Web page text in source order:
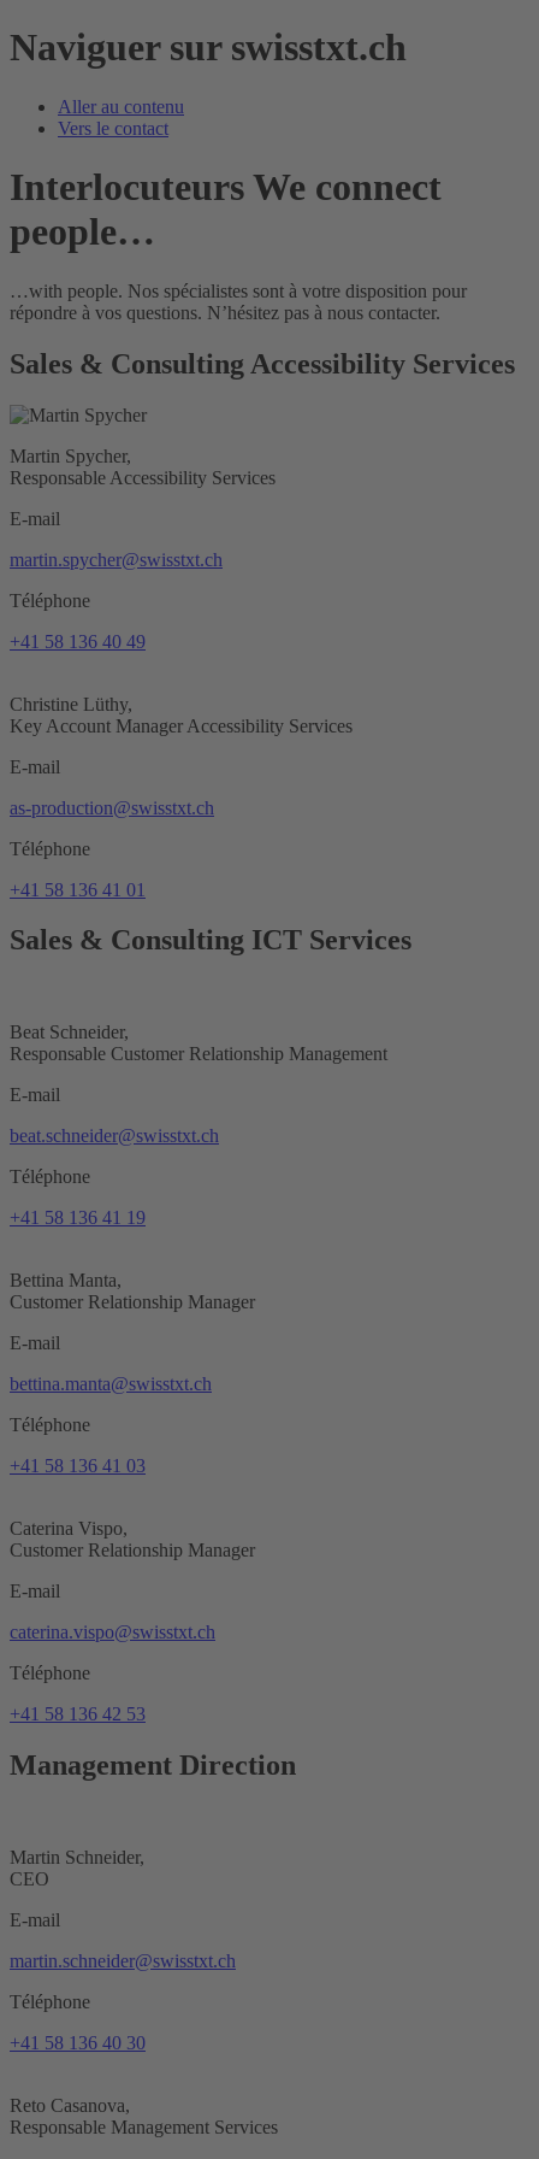
Naviguer sur swisstxt.ch
Aller au contenu
Vers le contact
InterlocuteursWe connect
people…
…with people. Nos spécialistes sont à votre disposition pour
répondre à vos questions. N’hésitez pas à nous contacter.
Sales & Consulting Accessibility Services
Martin Spycher,
Responsable Accessibility Services
E-mail
martin.spycher@swisstxt.ch
Téléphone
+41 58 136 40 49
Christine Lüthy,
Key Account Manager Accessibility Services
E-mail
as-production@swisstxt.ch
Téléphone
+41 58 136 41 01
Sales & Consulting ICT Services
Beat Schneider,
Responsable Customer Relationship Management
E-mail
beat.schneider@swisstxt.ch
Téléphone
+41 58 136 41 19
Bettina Manta,
Customer Relationship Manager
E-mail
bettina.manta@swisstxt.ch
Téléphone
+41 58 136 41 03
Caterina Vispo,
Customer Relationship Manager
E-mail
caterina.vispo@swisstxt.ch
Téléphone
+41 58 136 42 53
Management Direction
Martin Schneider,
CEO
E-mail
martin.schneider@swisstxt.ch
Téléphone
+41 58 136 40 30
Reto Casanova,
Responsable Management Services